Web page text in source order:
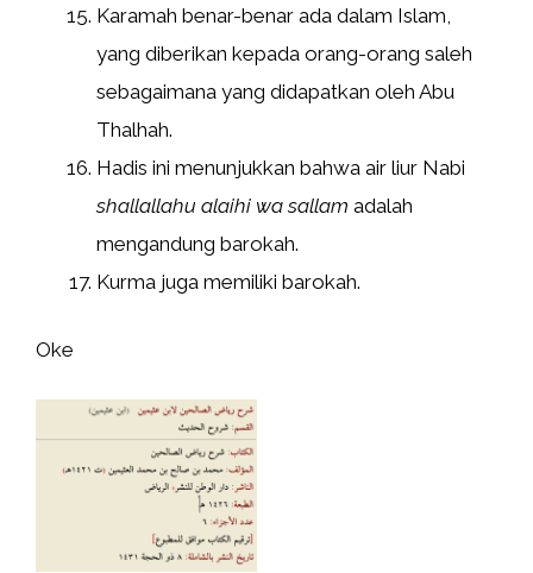
Karamah benar-benar ada dalam Islam,
yang diberikan kepada orang-orang saleh
sebagaimana yang didapatkan oleh Abu
Thalhah.
Hadis ini menunjukkan bahwa air liur Nabi
shallallahu alaihi wa sallam adalah
mengandung barokah.
Kurma juga memiliki barokah.
Oke